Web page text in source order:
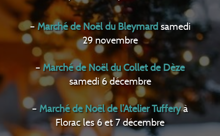
–Marché de Noël du Bleymard samedi
29 novembre
–Marché de Noël du Collet de Dèze
samedi 6 décembre
– Marché de Noël de l’Atelier Tufferyà
Florac les 6 et 7 décembre